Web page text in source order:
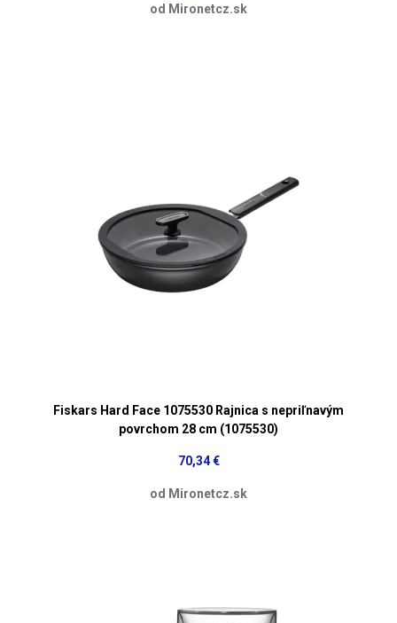
od Mironetcz.sk
Fiskars Hard Face 1075530 Rajnica s nepriľnavým
povrchom 28 cm (1075530)
70,34 €
od Mironetcz.sk